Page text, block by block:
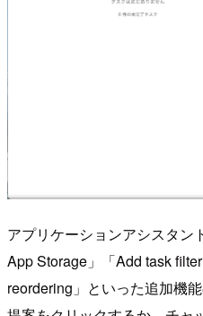
アプリケーションアシスタン
App Storage」「Add task
reordering」といった追加機